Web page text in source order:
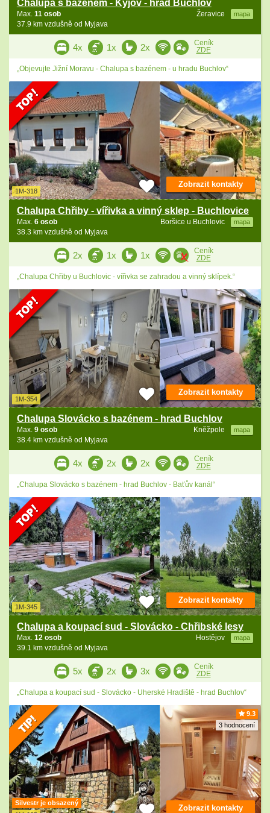
Chalupa s bazénem - Kyjov - hrad Buchlov
Žeravice mapa
Max. 11 osob
37.9 km vzdušně od Myjava
4x 1x 2x
Ceník
ZDE
„Objevujte Jižní Moravu - Chalupa s bazénem - u hradu Buchlov“
1M-318
Chalupa Chřiby - vířivka a vinný sklep - Buchlovice
Boršice u Buchlovic mapa
Max. 6 osob
38.3 km vzdušně od Myjava
Zobrazit kontakty
2x 1x 1x
Ceník
ZDE
„Chalupa Chřiby u Buchlovic - vířivka se zahradou a vinný sklípek.“
1M-354
Chalupa Slovácko s bazénem - hrad Buchlov
Kněžpole mapa
Max. 9 osob
38.4 km vzdušně od Myjava
Zobrazit kontakty
4x 2x 2x
Ceník
ZDE
„Chalupa Slovácko s bazénem - hrad Buchlov - Baťův kanál“
1M-345
Chalupa a koupací sud - Slovácko - Chřibské lesy
Hostějov mapa
Max. 12 osob
39.1 km vzdušně od Myjava
Zobrazit kontakty
5x 2x 3x
Ceník
ZDE
„Chalupa a koupací sud - Slovácko - Uherské Hradiště - hrad Buchlov“
9.3
3 hodnocení
Silvestr je obsazený
Zobrazit kontakty